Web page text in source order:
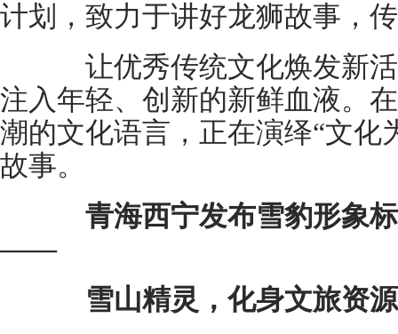
计划，致力于讲好龙狮故事，
让优秀传统文化焕发新活
注入年轻、创新的新鲜血液。
潮的文化语言，正在演绎“文化
故事。
青海西宁发布雪豹形象
——
雪山精灵，化身文旅资源